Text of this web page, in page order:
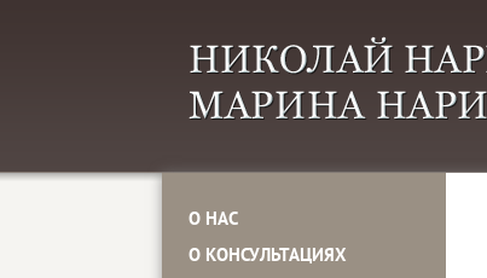
О НАС
О КОНСУЛЬТАЦИЯХ